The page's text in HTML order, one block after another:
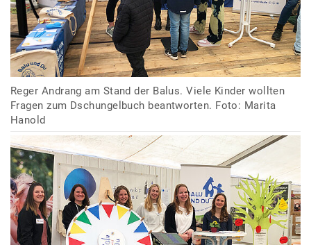
Reger Andrang am Stand der Balus. Viele Kinder wollten
Fragen zum Dschungelbuch beantworten. Foto: Marita
Hanold